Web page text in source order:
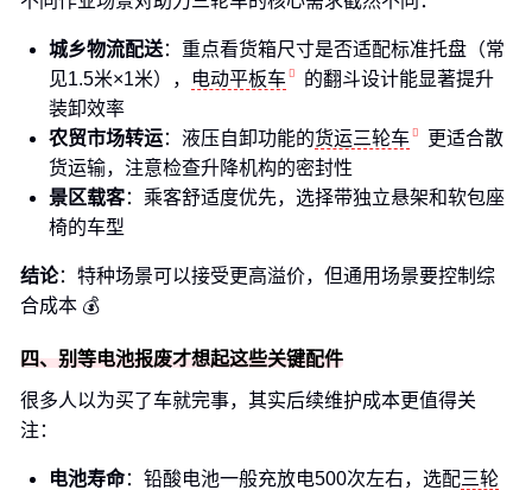
城乡物流配送：重点看货箱尺寸是否适配标准托盘（常
见1.5米×1米），
电动平板车
的翻斗设计能显著提升
装卸效率
农贸市场转运：液压自卸功能的货运三轮车
更适合散
货运输，注意检查升降机构的密封性
景区载客：乘客舒适度优先，选择带独立悬架和软包座
椅的车型
结论：特种场景可以接受更高溢价，但通用场景要控制综
合成本 💰
四、别等电池报废才想起这些关键配件
很多人以为买了车就完事，其实后续维护成本更值得关
注：
电池寿命：铅酸电池一般充放电500次左右，选配三轮